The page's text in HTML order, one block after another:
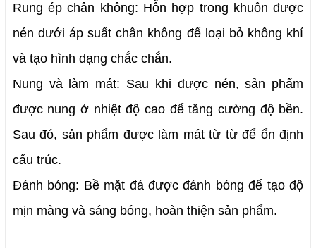
Rung ép chân không: Hỗn hợp trong khuôn được
nén dưới áp suất chân không để loại bỏ không khí
và tạo hình dạng chắc chắn.
Nung và làm mát: Sau khi được nén, sản phẩm
được nung ở nhiệt độ cao để tăng cường độ bền.
Sau đó, sản phẩm được làm mát từ từ để ổn định
cấu trúc.
Đánh bóng: Bề mặt đá được đánh bóng để tạo độ
mịn màng và sáng bóng, hoàn thiện sản phẩm.